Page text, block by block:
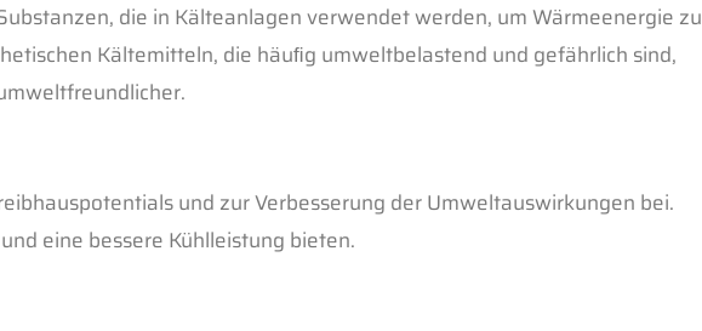
die in Kälteanlagen verwendet werden, um Wärmeenergie zu
Kältemitteln, die häuﬁg umweltbelastend und gefährlich sind,
und zur Verbesserung der Umweltauswirkungen bei.
eine bessere Kühlleistung bieten.